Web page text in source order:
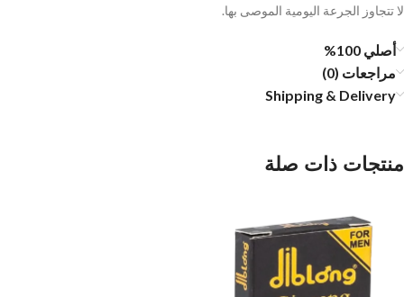
لا تتجاوز الجرعة اليومية الموصى بها.
أصلي 100%
مراجعات (0)
Shipping & Delivery
منتجات ذات صلة